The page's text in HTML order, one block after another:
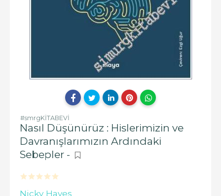
#smrgKİTABEVİ
Nasıl Düşünürüz : Hislerimizin ve
Davranışlarımızın Ardındaki
Sebepler -
Nicky Hayes